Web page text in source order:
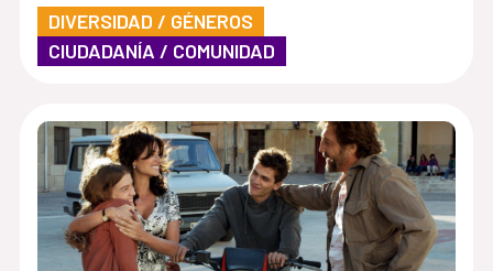
DIVERSIDAD / GÉNEROS
CIUDADANÍA / COMUNIDAD